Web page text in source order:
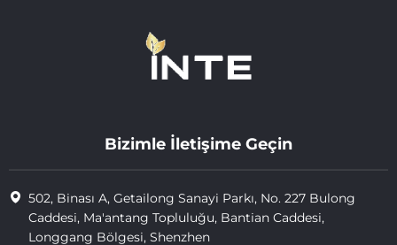
Bizimle İletişime Geçin
502, Binası A, Getailong Sanayi Parkı, No. 227 Bulong
Caddesi, Ma'antang Topluluğu, Bantian Caddesi,
Longgang Bölgesi, Shenzhen